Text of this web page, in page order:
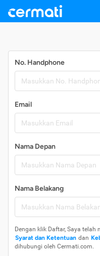
No. Handphone
Email
Nama Depan
Nama Belakang
Dengan klik Daftar, Saya
Syarat dan Ketentuan dan
dihubungi oleh Cermati.com.